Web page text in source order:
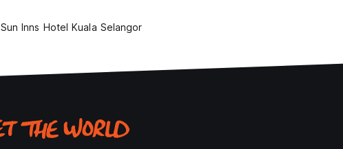
Sun Inns Hotel Kuala Selangor